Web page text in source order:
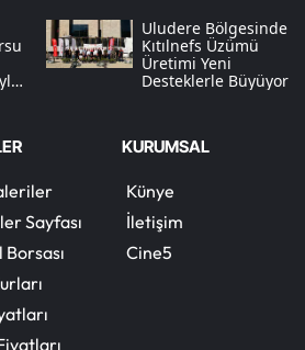
Bayburt
Karaman
Şırnak
Bartın
Uludere Bölgesinde
Kıtılnefs Üzümü
Üretimi Yeni
Desteklerle Büyüyor
Sayfası
KURUMSAL
Künye
İletişim
Cine5